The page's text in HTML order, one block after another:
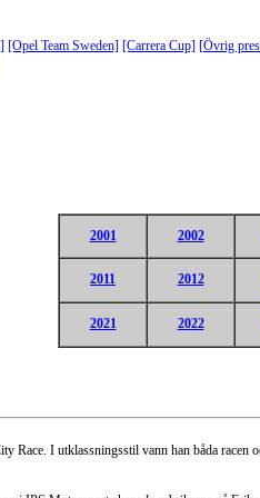
] [Opel Team Sweden] [Carrera Cup] [Övrig
2001 2002
2011 2012
2021 2022
Race. I utklassningsstil vann han båda racen